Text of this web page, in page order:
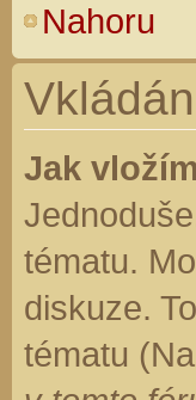
Nahoru
Jak
tématu.
diskuze.
tématu